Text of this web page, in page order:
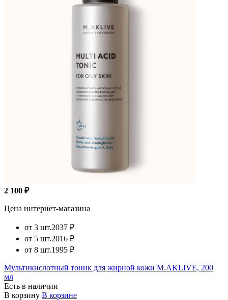
2 100 ₽
Цена интернет-магазина
от 3 шт.2037 ₽
от 5 шт.2016 ₽
от 8 шт.1995 ₽
Мультикислотный тоник для жирной кожи M.AKLIVE, 200
мл
Есть в наличии
В корзину В корзине